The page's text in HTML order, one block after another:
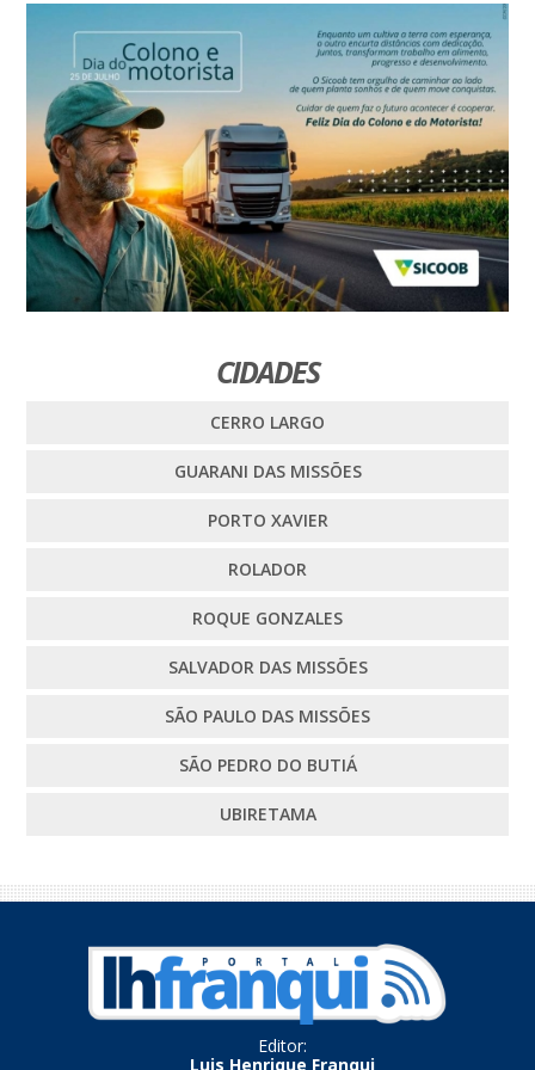
CIDADES
CERRO LARGO
GUARANI DAS MISSÕES
PORTO XAVIER
ROLADOR
ROQUE GONZALES
SALVADOR DAS MISSÕES
SÃO PAULO DAS MISSÕES
SÃO PEDRO DO BUTIÁ
UBIRETAMA
Editor:
Luis Henrique Franqui